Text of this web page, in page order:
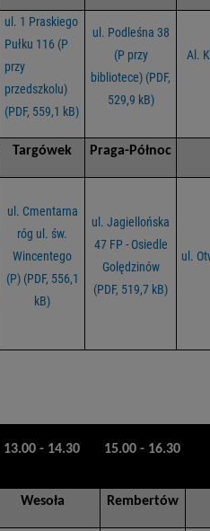
ul. 1 Praskiego
Pułku 116 (P
przy
przedszkolu)
(PDF, 559,1 kB)
ul. Podleśna 38
(P przy
bibliotece) (PDF,
529,9 kB)
Al.
Targówek Praga-Północ
ul. Cmentarna
róg ul. św.
Wincentego
(P) (PDF, 556,1
kB)
ul. Jagiellońska
47 FP - Osiedle
Golędzinów
(PDF, 519,7 kB)
ul.
13.00 - 14.30 15.00 - 16.30
Wesoła Rembertów